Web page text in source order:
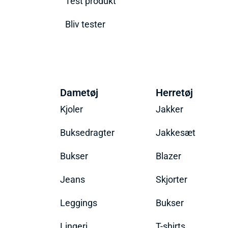
Bliv tester
Dametøj
Kjoler
Buksedragter
Bukser
Jeans
Leggings
Herretøj
Jakker
Jakkesæt
Blazer
Skjorter
Bukser